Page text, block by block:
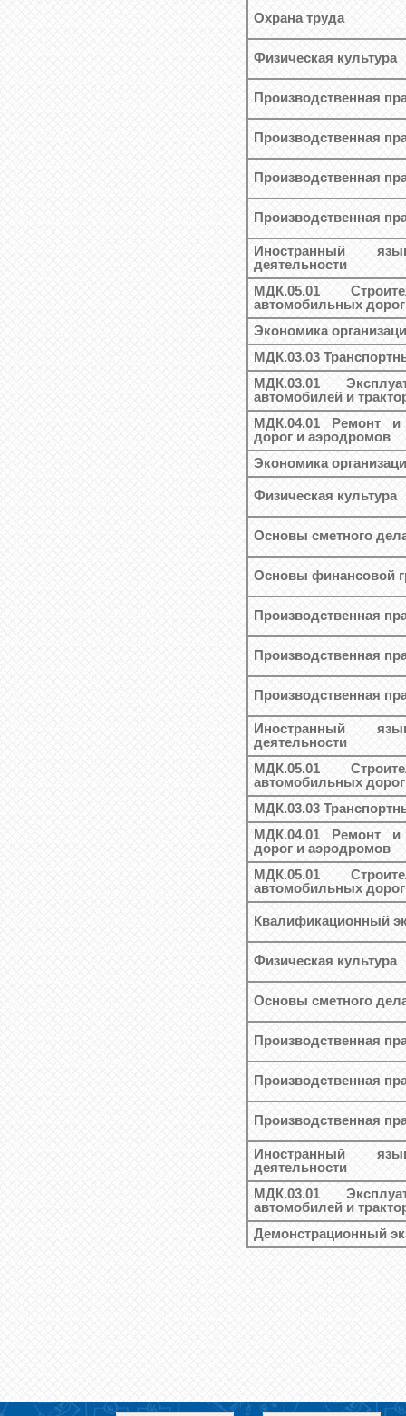
Охрана труда
Физическая культура
Производственная
Производственная
Производственная
Производственная
Иностранный
деятельности
МДК.05.01
автомобильных
Экономика
МДК.03.03
МДК.03.01
автомобилей и
МДК.04.01 Ремонт и
дорог и аэродромов
Экономика
Физическая культура
Основы сметного
Основы финансовой
Производственная
Производственная
Производственная
Иностранный
деятельности
МДК.05.01
автомобильных
МДК.03.03
МДК.04.01 Ремонт и
дорог и аэродромов
МДК.05.01
автомобильных
Квалификационный
Физическая культура
Основы сметного
Производственная
Производственная
Производственная
Иностранный
деятельности
МДК.03.01
автомобилей и
Демонстрационный